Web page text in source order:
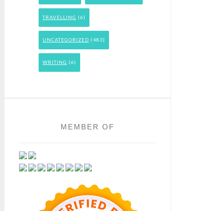
TRAVELLING (6)
UNCATEGORIZED (483)
WRITING (6)
MEMBER OF